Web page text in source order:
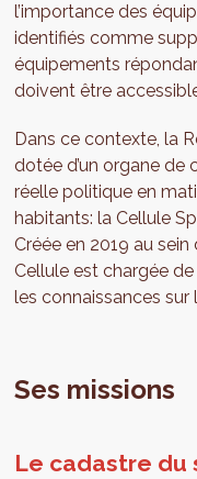
l’importance des
identifiés comme
équipements
doivent être
Dans ce contexte, la
dotée d’un organe
réelle politique en
habitants: la Cellule
Créée en 2019 au
Cellule est chargée
les connaissances
Ses missions
Le cadastre du